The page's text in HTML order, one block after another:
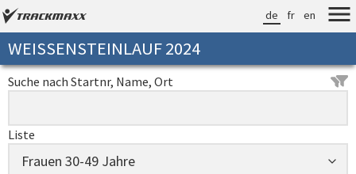
de fr en
WEISSENSTEINLAUF 2024
Suche nach Startnr, Name, Ort
Liste